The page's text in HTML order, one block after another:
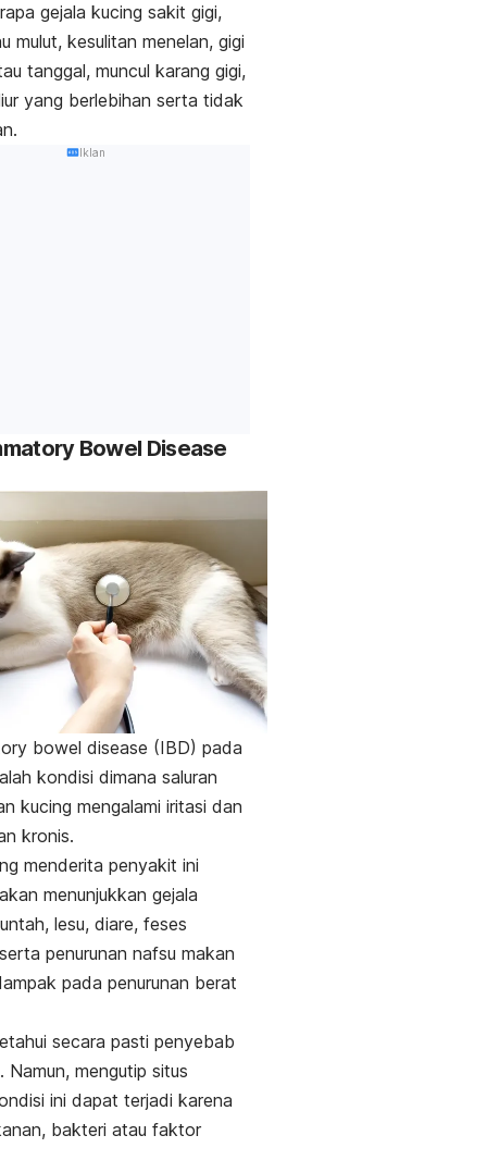
gejala kucing sakit gigi,
mulut, kesulitan menelan, gigi
tanggal, muncul karang gigi,
yang berlebihan serta tidak
Iklan
Bowel Disease
bowel disease (IBD) pada
kondisi dimana saluran
kucing mengalami iritasi dan
kronis.
menderita penyakit ini
menunjukkan gejala
lesu, diare, feses
penurunan nafsu makan
pada penurunan berat
secara pasti penyebab
Namun, mengutip situs
ini dapat terjadi karena
bakteri atau faktor